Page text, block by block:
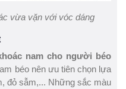
vừa vặn với vóc dáng
nam cho người béo
béo nên ưu tiên chọn lựa
đỏ sẫm,... Những sắc màu